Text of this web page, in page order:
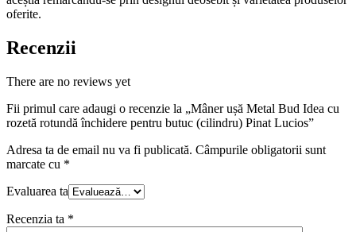
oferite.
Recenzii
There are no reviews yet
Fii primul care adaugi o recenzie la „Mâner ușă Metal Bud Idea cu
rozetă rotundă închidere pentru butuc (cilindru) Pinat Lucios”
Adresa ta de email nu va fi publicată. Câmpurile obligatorii sunt
marcate cu *
Evaluarea ta
Recenzia ta *